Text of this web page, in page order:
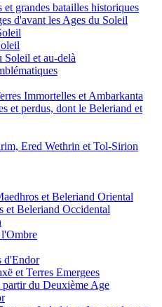
et grandes batailles historiques
d'avant les Ages du Soleil
Soleil et au-delà
Immortelles et Ambarkanta
et perdus, dont le Beleriand et
Ered Wethrin et Tol-Sirion
et Beleriand Oriental
et Beleriand Occidental
d'Endor
et Terres Emergees
du Deuxième Age